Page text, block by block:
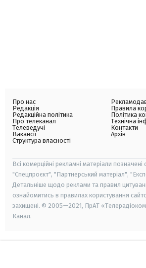
Про нас
Редакція
Редакційна політика
Про телеканал
Телеведучі
Вакансії
Структура власності
Правила
Політика
Технічна
Контакти
Архів
Всі комерційні рекламні матеріали позначені
"Спецпроєкт", "Партнерський матеріал",
Детальніше щодо реклами та правил
ознайомитись в правилах користування
захищені. © 2005—2021, ПрАТ
Канал.